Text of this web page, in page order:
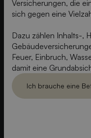
Versicherungen, die
sich gegen eine
Dazu zählen Inhalts-,
Feuer, Einbruch,
damit eine
Ich brauche eine
Ich brauch eine